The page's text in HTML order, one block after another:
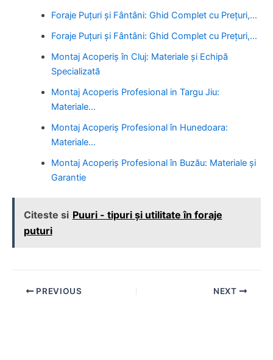
Foraje Puțuri și Fântâni: Ghid Complet cu Prețuri,…
Foraje Puțuri și Fântâni: Ghid Complet cu Prețuri,…
Montaj Acoperiș în Cluj: Materiale și Echipă
Specializată
Montaj Acoperis Profesional in Targu Jiu:
Materiale…
Montaj Acoperiș Profesional în Hunedoara:
Materiale…
Montaj Acoperiș Profesional în Buzău: Materiale și
Garantie
Citeste si Puuri - tipuri și utilitate în foraje
puturi
Post PREVIOUS NEXT